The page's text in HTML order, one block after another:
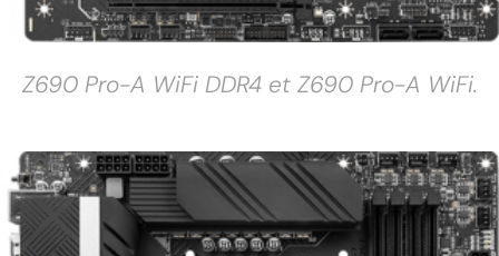
Z690 Pro-A WiFi DDR4 et Z690 Pro-A WiFi.